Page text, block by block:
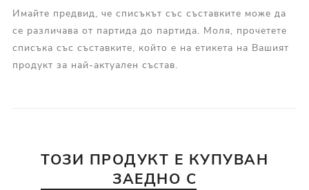
Имайте предвид, че списъкът със съставките може да
се различава от партида до партида. Моля, прочетете
списъка със съставките, който е на етикета на Вашият
продукт за най-актуален състав.
ТОЗИ ПРОДУКТ Е КУПУВАН
ЗАЕДНО С